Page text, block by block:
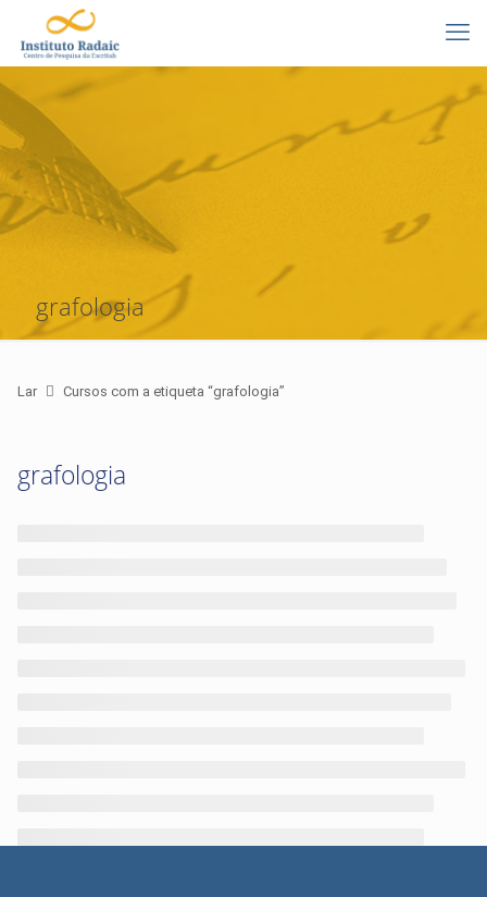
grafologia
Lar Cursos com a etiqueta “grafologia”
grafologia